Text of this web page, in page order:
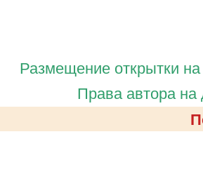
Размещение открытки
Права автора